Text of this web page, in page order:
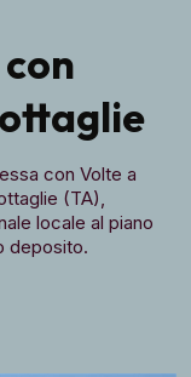
con Volte a
(TA),
locale al piano
deposito.